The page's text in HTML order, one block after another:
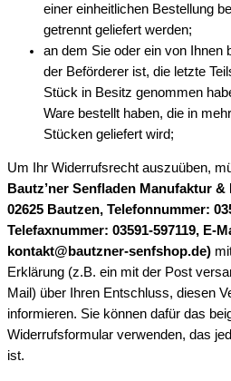
einer einheitlichen Bestellung
getrennt geliefert werden;
an dem Sie oder ein von Ihnen
der Beförderer ist, die letzte
Stück in Besitz genommen
Ware bestellt haben, die in
Stücken geliefert wird;
Um Ihr Widerrufsrecht auszuüben,
Bautz’ner Senfladen Manufaktur
02625 Bautzen, Telefonnummer:
Telefaxnummer: 03591-597119, E-
kontakt@bautzner-senfshop.de)
Erklärung (z.B. ein mit der Post
Mail) über Ihren Entschluss, diesen
informieren. Sie können dafür das
Widerrufsformular verwenden, das
ist.